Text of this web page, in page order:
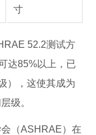
寸
52.2测试方
达85%以上，已
），这使其成为
级。
（ASHRAE）在